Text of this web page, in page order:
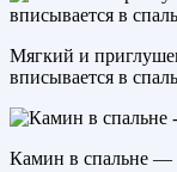
Мягкий и
вписывается в
Камин в спальне —